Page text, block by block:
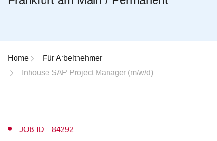
Breadcrumb-Navigation
Home
Für Arbeitnehmer
Inhouse SAP Project Manager (m/w/d)
JOB ID 84292